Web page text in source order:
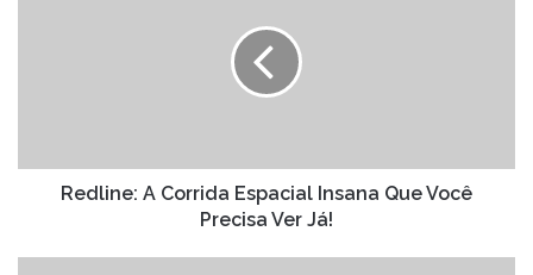
Ver
Redline: A Corrida Espacial Insana Que Você
Precisa Ver Já!